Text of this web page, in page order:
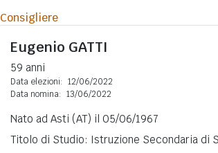
Consigliere
Eugenio GATTI
59 anni
Data elezioni: 12/06/2022
Data nomina: 13/06/2022
Nato ad Asti (AT) il 05/06/1967
Titolo di Studio: Istruzione Secondaria di